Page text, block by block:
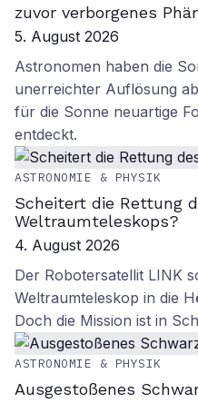
zuvor verborgenes
5. August 2026
Astronomen haben die
unerreichter Auflösung
für die Sonne neuartige
entdeckt.
ASTRONOMIE & PHYSIK
Scheitert die Rettung
Weltraumteleskops?
4. August 2026
Der Robotersatellit LINK
Weltraumteleskop in die
Doch die Mission ist in
ASTRONOMIE & PHYSIK
Ausgestoßenes